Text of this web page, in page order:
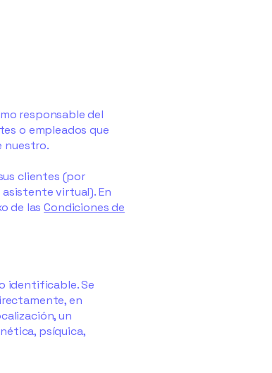
responsable del
o empleados que
nuestro.
clientes (por
virtual). En
de lasCondiciones de
identificable. Se
en
un
psíquica,